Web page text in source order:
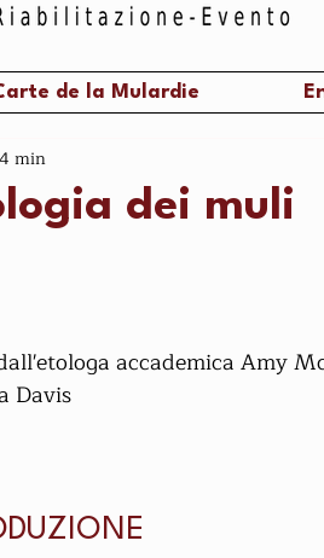
de la Mulardie
dei muli
min
accademica Amy
Davis